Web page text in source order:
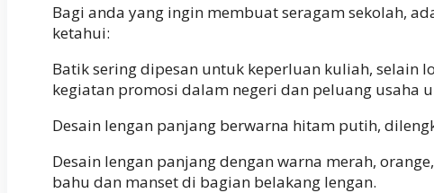
Bagi anda yang ingin membuat seragam sekolah,
ketahui:
Batik sering dipesan untuk keperluan kuliah, selain
kegiatan promosi dalam negeri dan peluang usaha
Desain lengan panjang berwarna hitam putih,
Desain lengan panjang dengan warna merah,
bahu dan manset di bagian belakang lengan.